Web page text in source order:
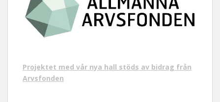
Projektet med vår nya hall stöds av bidrag från
Arvsfonden